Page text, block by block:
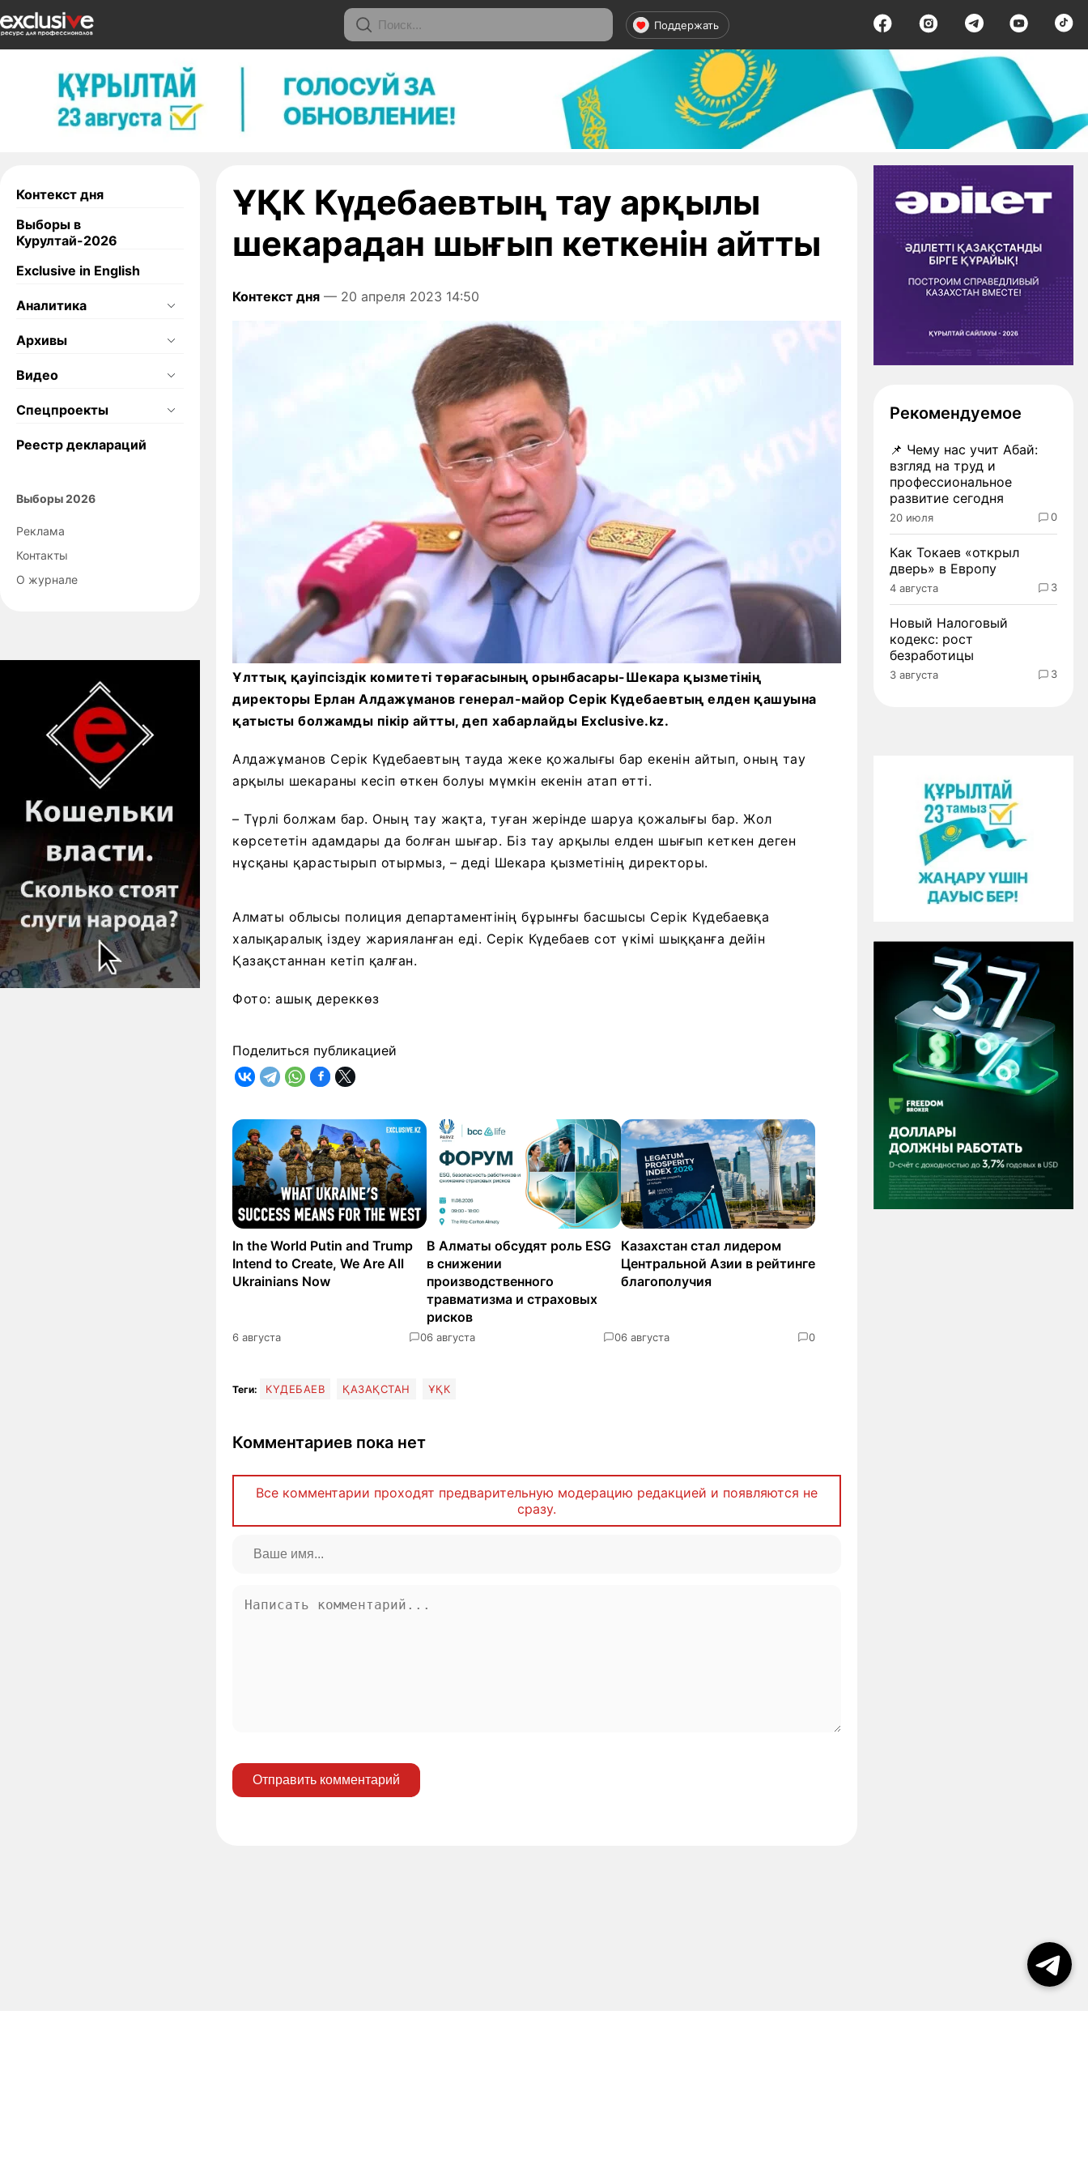
Поддержать
Контекст дня
Выборы в
Курултай-2026
Exclusive in English
Аналитика
Архивы
Видео
Спецпроекты
Реестр деклараций
Выборы 2026
Реклама
Контакты
О журнале
ҰҚК Күдебаевтың тау арқылы
шекарадан шығып кеткенін айтты
Контекст дня — 20 апреля 2023 14:50
Ұлттық қауіпсіздік комитеті төрағасының орынбасары-Шекара қызметінің
директоры Ерлан Алдажұманов генерал-майор Серік Күдебаевтың елден қашуына
қатысты болжамды пікір айтты, деп хабарлайды Exclusive.kz.
Алдажұманов Серік Күдебаевтың тауда жеке қожалығы бар екенін айтып, оның тау
арқылы шекараны кесіп өткен болуы мүмкін екенін атап өтті.
– Түрлі болжам бар. Оның тау жақта, туған жерінде шаруа қожалығы бар. Жол
көрсететін адамдары да болған шығар. Біз тау арқылы елден шығып кеткен деген
нұсқаны қарастырып отырмыз, – деді Шекара қызметінің директоры.
Алматы облысы полиция департаментінің бұрынғы басшысы Серік Күдебаевқа
халықаралық іздеу жарияланған еді. Серік Күдебаев сот үкімі шыққанға дейін
Қазақстаннан кетіп қалған.
Фото: ашық дереккөз
Поделиться публикацией
In the World Putin and Trump
Intend to Create, We Are All
Ukrainians Now
6 августа 0
В Алматы обсудят роль ESG
в снижении
производственного
травматизма и страховых
рисков
6 августа 0
Казахстан стал лидером
Центральной Азии в рейтинге
благополучия
6 августа 0
Теги: КҮДЕБАЕВ ҚАЗАҚСТАН ҰҚК
Комментариев пока нет
Все комментарии проходят предварительную модерацию редакцией и появляются не
сразу.
Отправить комментарий
Рекомендуемое
📌 Чему нас учит Абай:
взгляд на труд и
профессиональное
развитие сегодня
20 июля 0
Как Токаев «открыл
дверь» в Европу
4 августа 3
Новый Налоговый
кодекс: рост
безработицы
3 августа 3